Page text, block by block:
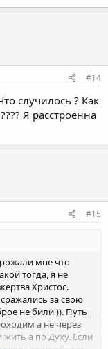
#14
случилось ? Как
Я расстроенна
#15
мне что
тогда, я не
Христос.
за свою
не били )). Путь
а не через
а по Духу. Если